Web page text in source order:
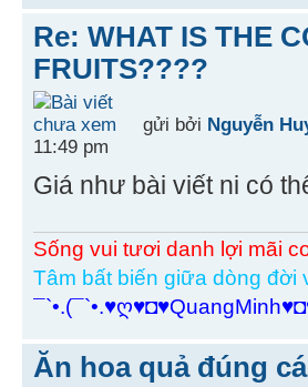
Re: WHAT IS THE
FRUITS????
gửi bởi Nguyễn
11:49 pm
Giá như bài viết ni có
Sống vui tươi danh lợi mãi
Tâm bất biến giữa dòng đời
Ăn hoa quả đúng